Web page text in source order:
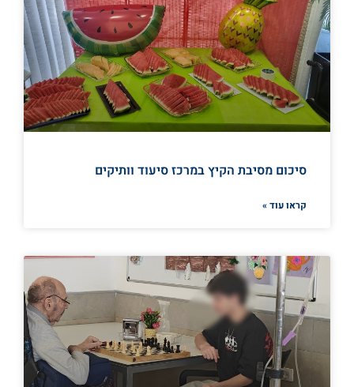
סיכום מסיבת הקיץ במרכז סיעוד וותיקים
קראו עוד »